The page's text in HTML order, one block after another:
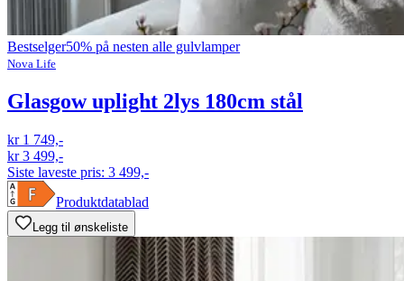
Bestselger50% på nesten alle gulvlamper
Nova Life
Glasgow uplight 2lys 180cm stål
kr 1 749,-
kr 3 499,-
Siste laveste pris: 3 499,-
Produktdatablad
Legg til ønskeliste